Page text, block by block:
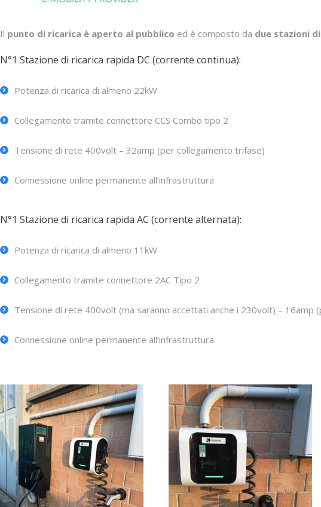
Il punto di ricarica è aperto al pubblico ed è composto da due stazioni
N°1 Stazione di ricarica rapida DC (corrente continua):
Potenza di ricarica di almeno 22kW
Collegamento tramite connettore CCS Combo tipo 2
Tensione di rete 400volt – 32amp (per collegamento trifase)
Connessione online permanente all’infrastruttura
N°1 Stazione di ricarica rapida AC (corrente alternata):
Potenza di ricarica di almeno 11kW
Collegamento tramite connettore 2AC Tipo 2
Tensione di rete 400volt (ma saranno accettati anche i 230volt) – 16amp (
Connessione online permanente all’infrastruttura